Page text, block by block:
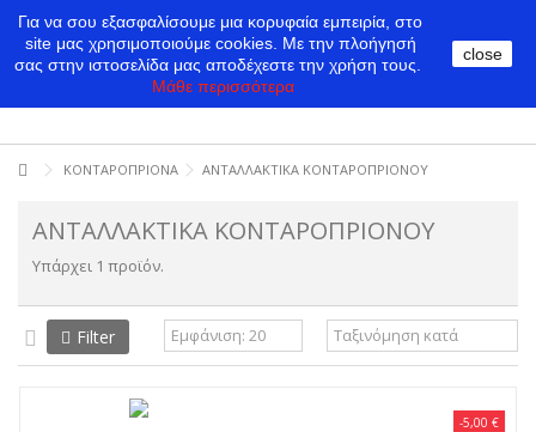
ΚΟΝΤΑΡΟΠΡΙΟΝΑ ΑΝΤΑΛΛΑΚΤΙΚΑ ΚΟΝΤΑΡΟΠΡΙΟΝΟΥ
ΑΝΤΑΛΛΑΚΤΙΚΑ ΚΟΝΤΑΡΟΠΡΙΟΝΟΥ
Υπάρχει 1 προϊόν.
Filter
-5,00 €
Για να σου εξασφαλίσουμε μια κορυφαία εμπειρία, στο
site μας χρησιμοποιούμε cookies. Με την πλοήγησή
σας στην ιστοσελίδα μας αποδέχεστε την χρήση τους.
Μάθε περισσότερα
close